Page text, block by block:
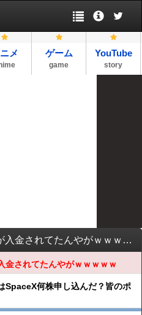
メ ゲーム
game
YouTube
story
夏の賞与、「エグい金額」が入金されてたんやがｗｗｗｗｗ
金されてたんやがｗｗｗｗｗ
SpaceX何株申し込んだ？皆のポ